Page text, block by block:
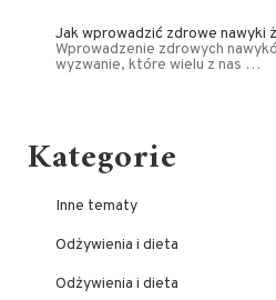
Jak wprowadzić zdrowe nawyki
Wprowadzenie zdrowych
wyzwanie, które wielu z nas …
Kategorie
Inne tematy
Odżywienia i dieta
Odżywienia i dieta